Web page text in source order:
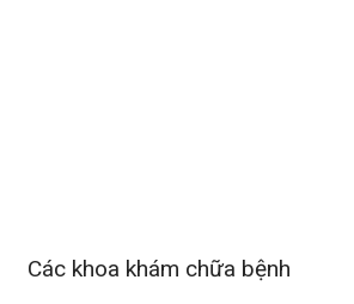
Các khoa khám chữa bệnh